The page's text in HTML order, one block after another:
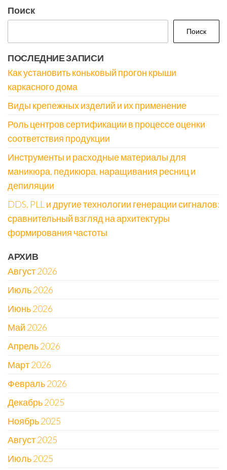
Поиск
Поиск
ПОСЛЕДНИЕ ЗАПИСИ
Как установить коньковый прогон крыши
каркасного дома
Виды крепежных изделий и их применение
Роль центров сертификации в процессе оценки
соответствия продукции
Инструменты и расходные материалы для
маникюра, педикюра, наращивания ресниц и
депиляции
DDS, PLL и другие технологии генерации сигналов:
сравнительный взгляд на архитектуры
формирования частоты
АРХИВ
Август 2026
Июль 2026
Июнь 2026
Май 2026
Апрель 2026
Март 2026
Февраль 2026
Декабрь 2025
Ноябрь 2025
Август 2025
Июль 2025